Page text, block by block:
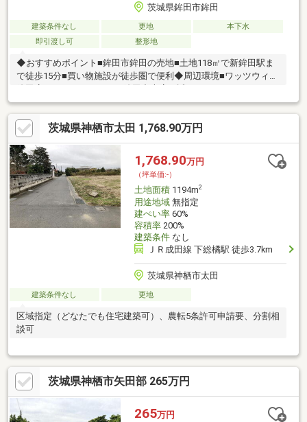
茨城県鉾田市鉾田
建築条件なし 更地
本下水
即引渡し可
整形地
◆おすすめポイント■鉾田市鉾田の売地■土地118㎡で新鉾田駅ま
で徒歩15分■買い物施設が徒歩圏で便利◆周辺環境■ワッツウィズ
ターしまむらやコメリも生活圏■鉾田南小学校や鉾田南中学校が
通学圏◆ご案内鉾田市鉾田の売地です。マイホームづくりにおす
すめです。お気軽にお問い合わせください。
茨城県神栖市太田 1,768.90万円
1,768.90万円
（坪単価:-）
土地面積1194m2
用途地域無指定
建ぺい率60%
容積率200%
建築条件なし
ＪＲ成田線 下総橘駅 徒歩3.7km
茨城県神栖市太田
建築条件なし 更地
区域指定（どなたでも住宅建築可）、農転5条許可申請要、分割相
談可
茨城県神栖市矢田部 265万円
265万円